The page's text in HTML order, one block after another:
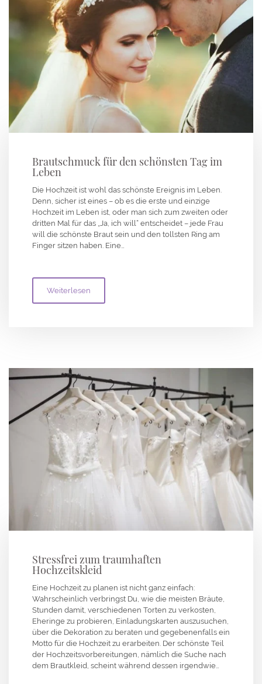
Brautschmuck für den schönsten Tag im
Leben
Die Hochzeit ist wohl das schönste Ereignis im Leben.
Denn, sicher ist eines – ob es die erste und einzige
Hochzeit im Leben ist, oder man sich zum zweiten oder
dritten Mal für das „Ja, ich will“ entscheidet – jede Frau
will die schönste Braut sein und den tollsten Ring am
Finger sitzen haben. Eine…
Weiterlesen
Stressfrei zum traumhaften
Hochzeitskleid
Eine Hochzeit zu planen ist nicht ganz einfach:
Wahrscheinlich verbringst Du, wie die meisten Bräute,
Stunden damit, verschiedenen Torten zu verkosten,
Eheringe zu probieren, Einladungskarten auszusuchen,
über die Dekoration zu beraten und gegebenenfalls ein
Motto für die Hochzeit zu erarbeiten. Der schönste Teil
der Hochzeitsvorbereitungen, nämlich die Suche nach
dem Brautkleid, scheint während dessen irgendwie…